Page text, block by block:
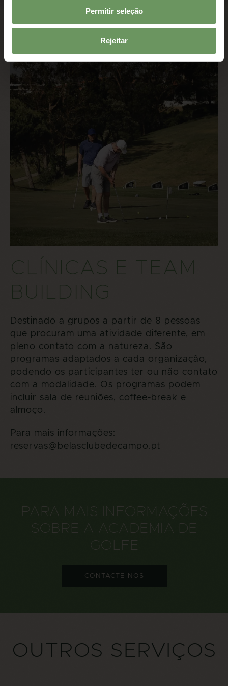
Permitir seleção
Rejeitar
CLÍNICAS E TEAM
BUILDING
Destinado a grupos a partir de 8 pessoas
que procuram uma atividade diferente, em
pleno contato com a natureza. São
programas adaptados a cada organização,
podendo os participantes ter ou não contato
com a modalidade. Os programas podem
incluir sala de reuniões, coffee-break e
almoço.
Para mais informações:
reservas@belasclubedecampo.pt
PARA MAIS INFORMAÇÕES
SOBRE A ACADEMIA DE
GOLFE
CONTACTE-NOS
OUTROS SERVIÇOS